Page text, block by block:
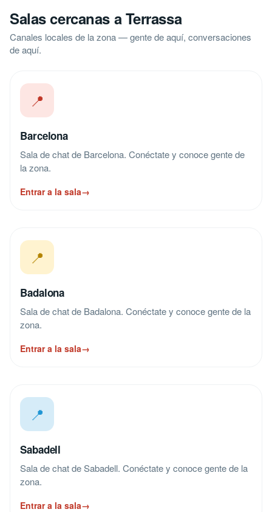
Salas cercanas a Terrassa
Canales locales de la zona — gente de aquí, conversaciones
de aquí.
📍
Barcelona
Sala de chat de Barcelona. Conéctate y conoce gente de
la zona.
Entrar a la sala→
📍
Badalona
Sala de chat de Badalona. Conéctate y conoce gente de la
zona.
Entrar a la sala→
📍
Sabadell
Sala de chat de Sabadell. Conéctate y conoce gente de la
zona.
Entrar a la sala→